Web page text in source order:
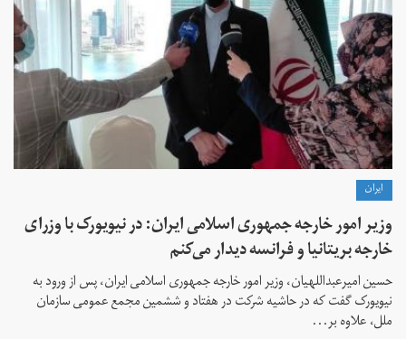
ايران
وزیر امور خارجه جمهوری اسلامی ایران: در نیویورک با وزرای
خارجه بریتانیا و فرانسه دیدار می‌کنم
حسین امیرعبداللهیان، وزیر امور خارجه جمهوری اسلامی ایران، پس از ورود به
نیویورک گفت که در حاشیه شرکت در هفتاد و ششمین مجمع عمومی سازمان
ملل، علاوه بر...